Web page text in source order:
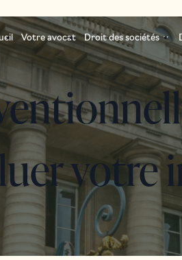
Votre avocat Droit des sociétés
votre